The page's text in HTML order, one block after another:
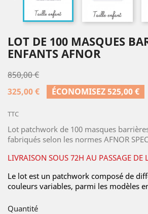
LOT DE 100 MASQUES
ENFANTS AFNOR
850,00 €
325,00 €
ÉCONOMISEZ 525,00 €
TTC
Lot patchwork de 100 masques
fabriqués selon les normes AFNOR
LIVRAISON SOUS 72H AU PASSAGE
Le lot est un patchwork composé de
couleurs variables, parmi les modèles
Quantité